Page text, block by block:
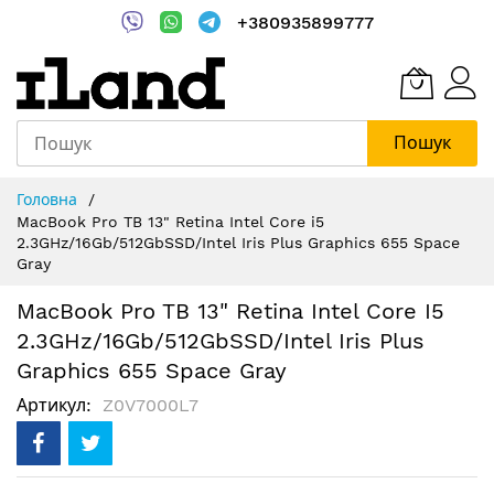
+380935899777
Пошук
Content
Головна
MacBook Pro TB 13" Retina Intel Core i5
2.3GHz/16Gb/512GbSSD/Intel Iris Plus Graphics 655 Space
Gray
MacBook Pro TB 13" Retina Intel Core I5
2.3GHz/16Gb/512GbSSD/Intel Iris Plus
Graphics 655 Space Gray
Артикул Z0V7000L7